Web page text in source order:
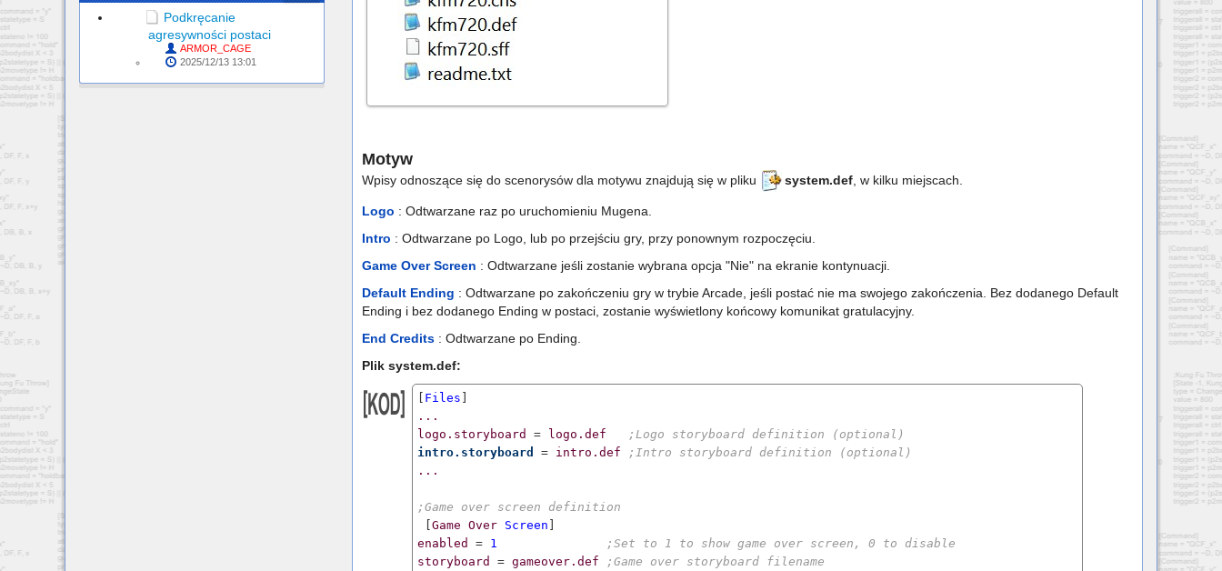
Podkręcanie
agresywności postaci
ARMOR_CAGE
2025/12/13 13:01
Motyw
Wpisy odnoszące się do scenorysów dla motywu znajdują się w pliku system.def , w kilku miejscach.
Logo : Odtwarzane raz po uruchomieniu Mugena.
Intro : Odtwarzane po Logo, lub po przejściu gry, przy ponownym rozpoczęciu.
Game Over Screen : Odtwarzane jeśli zostanie wybrana opcja "Nie" na ekranie kontynuacji.
Default Ending : Odtwarzane po zakończeniu gry w trybie Arcade, jeśli postać nie ma swojego zakończenia. Bez dodanego Default
Ending i bez dodanego Ending w postaci, zostanie wyświetlony końcowy komunikat gratulacyjny.
End Credits : Odtwarzane po Ending.
Plik system.def:
Files
...
logo.storyboard
= logo.def
;Logo storyboard definition (optional)
intro.storyboard
= intro.def
;Intro storyboard definition (optional)
...
;Game over screen definition
Game Over Screen
enabled
= 1
;Set to 1 to show game over screen, 0 to disable
storyboard
= gameover.def
;Game over storyboard filename